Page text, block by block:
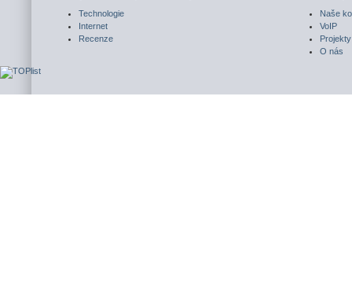
Technologie
Internet
Recenze
Naše
VoIP
Projekty
O nás